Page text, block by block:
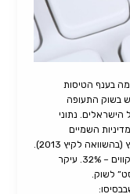
בענף הטיסות
בשוק התעופה
הישראלים. נתוני
השמיים
הפתוחים חל גידול של 43% במספר הטיסות בקיץ (בהשוואה לקיץ 2013).
בקווים לאירופה חל גידול של כ – 51%, ובשאר הקווים – 32%. עיקר
לשוק.